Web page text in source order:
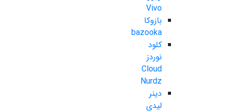
Vivo
بازوکا
bazooka
کلود
نوردز
Cloud
Nurdz
دینر
لیدی